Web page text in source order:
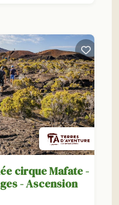
cirque Mafate -
- Ascension